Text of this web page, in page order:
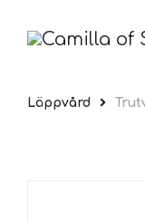
Läppvård